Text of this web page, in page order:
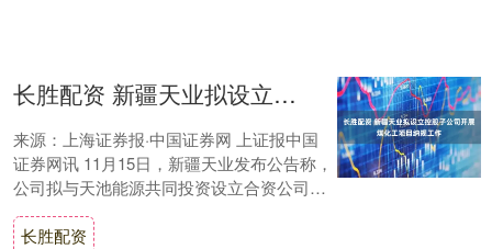
长胜配资 新疆天业拟设立控股子公司开展煤化工项目纳规工作
来源：上海证券报·中国证券网 上证报中国
证券网讯 11月15日，新疆天业发布公告称，
公司拟与天池能源共同投资设立合资公司，
注册资本为5000万元，公司以现金认缴....
长胜配资